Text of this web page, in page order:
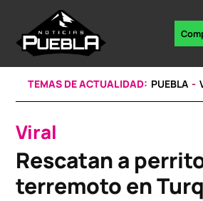
content
noticias
TEMAS DE ACTUALIDAD: PUEBLA
POSTED
IN
Viral
Rescatan a
terremoto en